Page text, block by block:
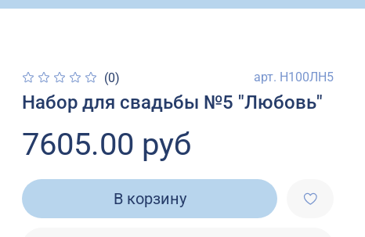
(0) арт. Н100ЛН5
Набор для свадьбы №5 "Любовь"
7605.00 руб
В корзину